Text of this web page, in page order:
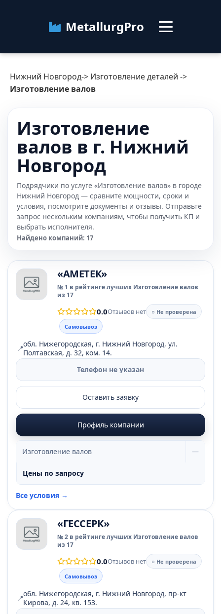
MetallurgPro
Нижний Новгород
Категории
О сервисе Контакты
Нижний Новгород-> Изготовление деталей ->
Изготовление валов
Изготовление
валов в г. Нижний
Новгород
Подрядчики по услуге «Изготовление валов» в городе
Нижний Новгород — сравните мощности, сроки и
условия, посмотрите документы и отзывы. Отправьте
запрос нескольким компаниям, чтобы получить КП и
выбрать исполнителя.
Найдено компаний: 17
«АМЕТЕК»
№ 1 в рейтинге лучших Изготовление валов
из 17
0.0Отзывов нет
○ Не проверена
Самовывоз
📍обл. Нижегородская, г. Нижний Новгород, ул.
Полтавская, д. 32, ком. 14.
Телефон не указан
Оставить заявку
Профиль компании
Изготовление валов —
Цены по запросу
Все условия →
«ГЕССЕРК»
№ 2 в рейтинге лучших Изготовление валов
из 17
0.0Отзывов нет
○ Не проверена
Самовывоз
📍обл. Нижегородская, г. Нижний Новгород, пр-кт
Кирова, д. 24, кв. 153.